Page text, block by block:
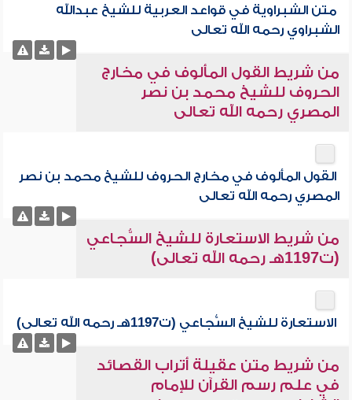
متن الشبراوية في قواعد العربية للشيخ عبدالله
الشبراوي رحمه الله تعالى
من شريط القول المألوف في مخارج
الحروف للشيخ محمد بن نصر
المصري رحمه الله تعالى
القول المألوف في مخارج الحروف للشيخ محمد بن نصر
المصري رحمه الله تعالى
من شريط الاستعارة للشيخ السُّجاعي
(ت1197هـ رحمه الله تعالى)
الاستعارة للشيخ السُّجاعي (ت1197هـ رحمه الله تعالى)
من شريط متن عقيلة أتراب القصائد
في علم رسم القرآن للإمام